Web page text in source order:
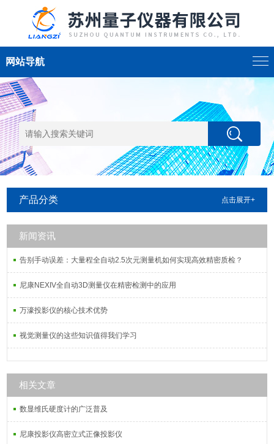
网站导航
产品分类 点击展开+
新闻资讯
告别手动误差：大量程全自动2.5次元测量机如何实现高效精密质检？
尼康NEXIV全自动3D测量仪在精密检测中的应用
万濠投影仪的核心技术优势
视觉测量仪的这些知识值得我们学习
相关文章
数显维氏硬度计的广泛普及
尼康投影仪高密立式正像投影仪